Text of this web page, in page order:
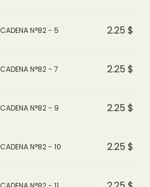
desde
hasta
CADENA N°82 - 5 2.25 $
CADENA N°82 - 7 2.25 $
CADENA N°82 - 9 2.25 $
CADENA N°82 - 10 2.25 $